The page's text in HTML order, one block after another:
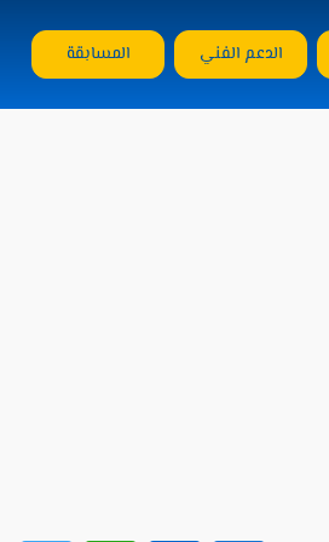
الدعم الفني المسابقة